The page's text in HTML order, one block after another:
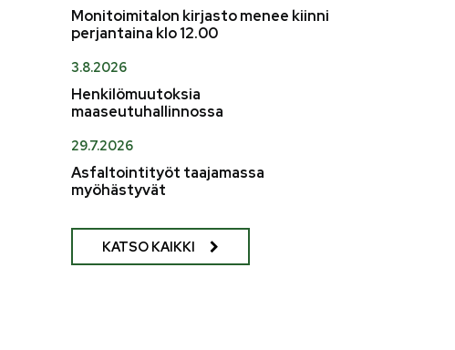
Monitoimitalon kirjasto menee kiinni
perjantaina klo 12.00
3.8.2026
Henkilömuutoksia
maaseutuhallinnossa
29.7.2026
Asfaltointityöt taajamassa
myöhästyvät
KATSO KAIKKI